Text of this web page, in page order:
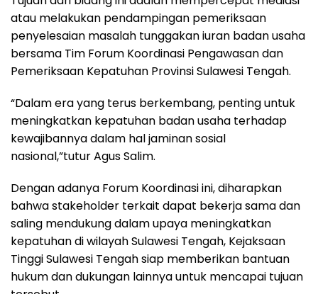
atau melakukan pendampingan pemeriksaan
penyelesaian masalah tunggakan iuran badan usaha
bersama Tim Forum Koordinasi Pengawasan dan
Pemeriksaan Kepatuhan Provinsi Sulawesi Tengah.
“Dalam era yang terus berkembang, penting untuk
meningkatkan kepatuhan badan usaha terhadap
kewajibannya dalam hal jaminan sosial
nasional,”tutur Agus Salim.
Dengan adanya Forum Koordinasi ini, diharapkan
bahwa stakeholder terkait dapat bekerja sama dan
saling mendukung dalam upaya meningkatkan
kepatuhan di wilayah Sulawesi Tengah, Kejaksaan
Tinggi Sulawesi Tengah siap memberikan bantuan
hukum dan dukungan lainnya untuk mencapai tujuan